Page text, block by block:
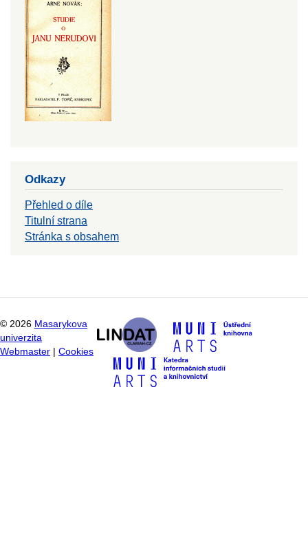
Odkazy
Přehled o díle
Titulní strana
Stránka s obsahem
© 2026 Masarykova
univerzita
Webmaster
Cookies